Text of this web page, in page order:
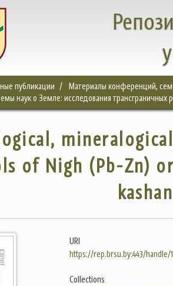
публикации
Материалы конференций,
наук о Земле: исследования трансграничных
of Nigh (Pb-Zn)
URI
https://rep.brsu.by:443/handle/
Collections